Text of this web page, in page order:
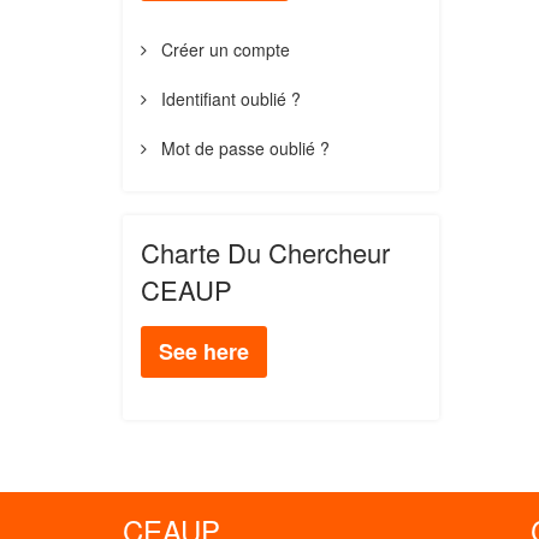
Créer un compte
Identifiant oublié ?
Mot de passe oublié ?
Charte Du Chercheur
CEAUP
See here
CEAUP